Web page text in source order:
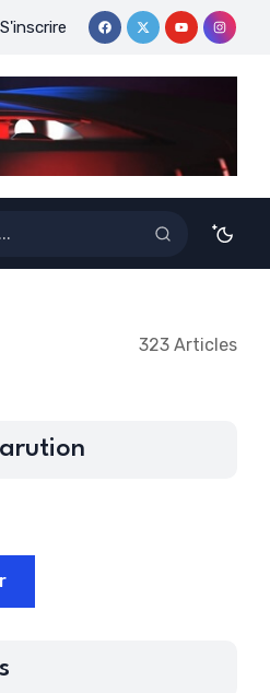
QUI PROPULSE
S'inscrire
323 Articles